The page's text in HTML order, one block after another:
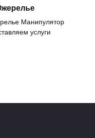
Манипулятор
услуги